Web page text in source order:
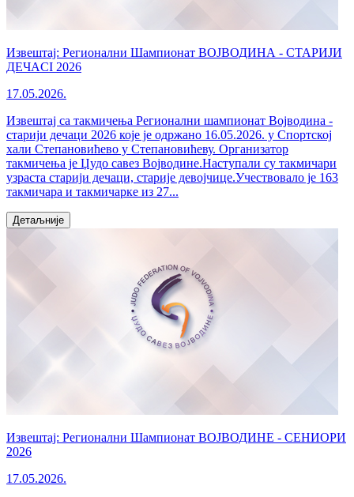
Извештај: Регионални Шампионат ВОЈВОДИНА - СТАРИЈИ
ДЕЧАCI 2026
17.05.2026.
Извештај са такмичења Регионални шампионат Војводина -
старији дечаци 2026 које је одржано 16.05.2026. у Спортској
хали Степановићево у Степановићеву. Организатор
такмичења је Џудо савез Војводине.Наступали су такмичари
узраста старији дечаци, старије девојчице.Учествовало је 163
такмичара и такмичарке из 27...
Детаљније
Извештај: Регионални Шампионат ВОЈВОДИНЕ - СЕНИОРИ
2026
17.05.2026.